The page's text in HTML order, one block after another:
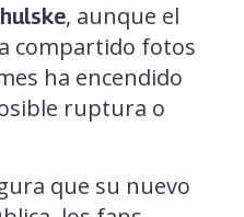
, aunque el
compartido fotos
ha encendido
ruptura o
que su nuevo